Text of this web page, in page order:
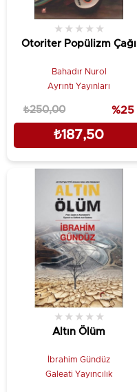
Otoriter Popülizm Çağı
★ ★ ★ ★ ★
Bahadır Nurol
Ayrıntı Yayınları
₺187,50
₺250,00 %25
Altın Ölüm
★ ★ ★ ★ ★
İbrahim Gündüz
Galeati Yayıncılık